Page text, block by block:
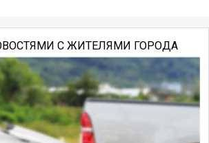
С ЖИТЕЛЯМИ ГОРОДА